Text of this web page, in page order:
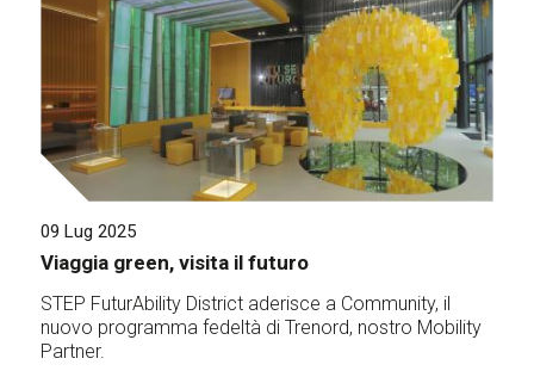
09 Lug 2025
Viaggia green, visita il futuro
STEP FuturAbility District aderisce a Community, il
nuovo programma fedeltà di Trenord, nostro Mobility
Partner.